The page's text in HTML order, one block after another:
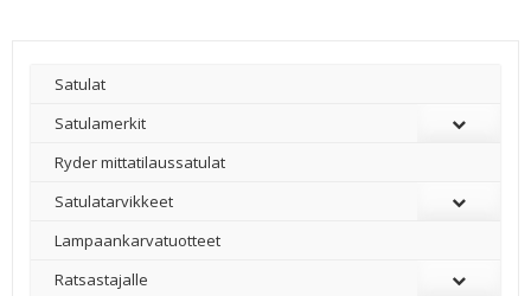
Satulat
Satulamerkit
Ryder mittatilaussatulat
Satulatarvikkeet
–
Lampaankarvatuotteet
Ratsastajalle